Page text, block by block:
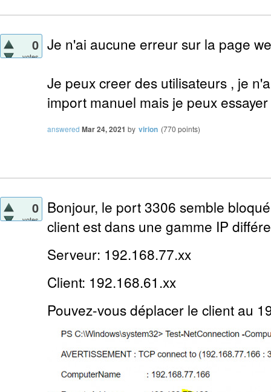
0
votes
Je n'ai aucune erreur sur la page
Je peux creer des utilisateurs , je
import manuel mais je peux
answered Mar 24, 2021 by virion (770 points)
0
votes
Bonjour, le port 3306 semble
client est dans une gamme IP
Serveur: 192.168.77.xx
Client: 192.168.61.xx
Pouvez-vous déplacer le client au